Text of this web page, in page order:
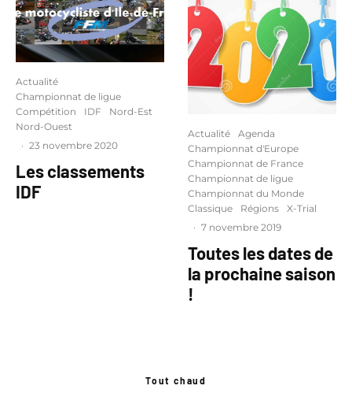
Actualité
Championnat de ligue
Compétition
IDF
Nord-Est
Nord-Ouest
· 23 novembre 2020
Les classements
IDF
Actualité
Agenda
Championnat d'Europe
Championnat de France
Championnat de ligue
Championnat du Monde
Classique
Régions
X-Trial
· 7 novembre 2019
Toutes les dates de
la prochaine saison
!
Tout chaud